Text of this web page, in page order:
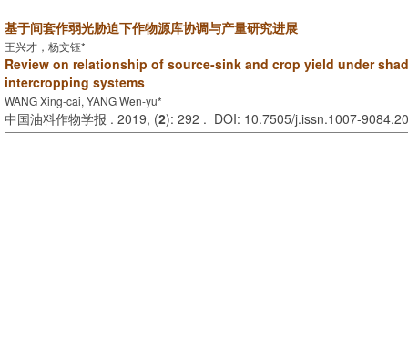
基于间套作弱光胁迫下作物源库协调与产量研究进展
王兴才，杨文钰*
Review on relationship of source-sink and crop yield under
intercropping systems
WANG Xing-cai, YANG Wen-yu*
中国油料作物学报 . 2019, (2): 292 . DOI: 10.7505/j.issn.1007-